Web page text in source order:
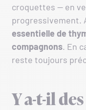
croquettes — en
progressivement.
essentielle de
compagnons. En
reste toujours
Y a-t-il